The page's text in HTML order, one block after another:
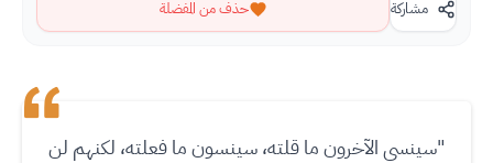
مشاركة حذف من المفضلة
"سينسى الآخرون ما قلته، سينسون ما فعلته، لكنهم لن